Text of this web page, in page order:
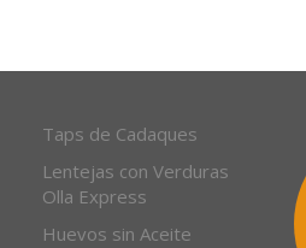
Taps de Cadaques
Lentejas con Verduras
Olla Express
Huevos sin Aceite